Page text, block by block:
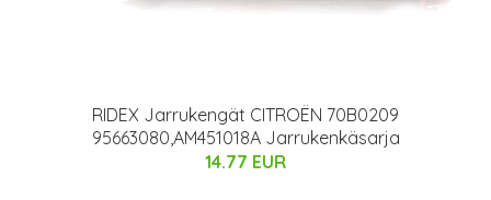
RIDEX Jarrukengät CITROËN 70B0209
95663080,AM451018A Jarrukenkäsarja
14.77 EUR